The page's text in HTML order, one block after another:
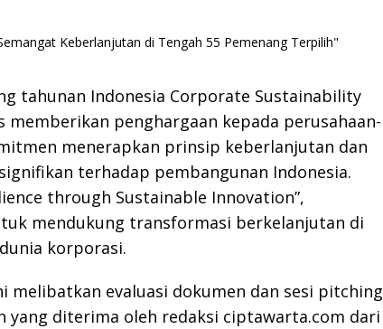
tahunan Indonesia Corporate Sustainability
memberikan penghargaan kepada perusahaan-
menerapkan prinsip keberlanjutan dan
terhadap pembangunan Indonesia.
through Sustainable Innovation”,
mendukung transformasi berkelanjutan di
korporasi.
melibatkan evaluasi dokumen dan sesi pitching
yang diterima oleh redaksi ciptawarta.com dari